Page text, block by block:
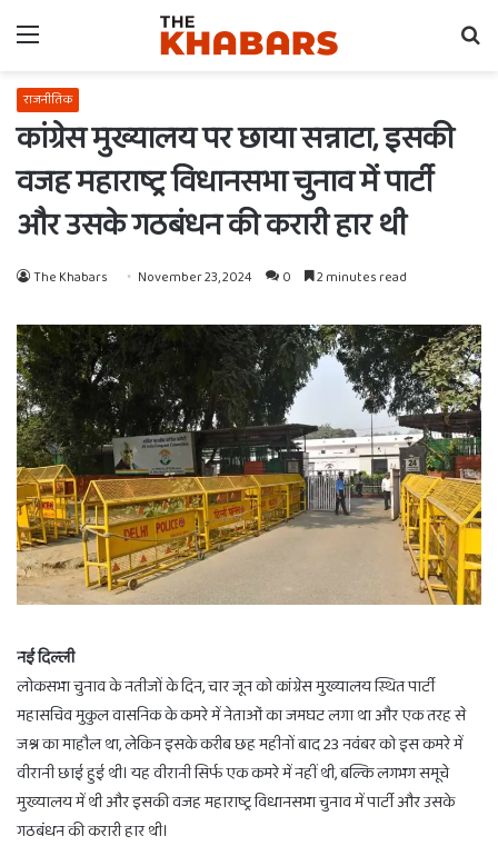
Menu
राजनीतिक
कांग्रेस मुख्यालय पर छाया सन्नाटा, इसकी
वजह महाराष्ट्र विधानसभा चुनाव में पार्टी
और उसके गठबंधन की करारी हार थी
The Khabars November 23, 2024 0 2 minutes read
नई दिल्ली
लोकसभा चुनाव के नतीजों के दिन, चार जून को कांग्रेस मुख्यालय स्थित पार्टी
महासचिव मुकुल वासनिक के कमरे में नेताओं का जमघट लगा था और एक तरह से
जश्न का माहौल था, लेकिन इसके करीब छह महीनों बाद 23 नवंबर को इस कमरे में
वीरानी छाई हुई थी। यह वीरानी सिर्फ एक कमरे में नहीं थी, बल्कि लगभग समूचे
मुख्यालय में थी और इसकी वजह महाराष्ट्र विधानसभा चुनाव में पार्टी और उसके
गठबंधन की करारी हार थी।